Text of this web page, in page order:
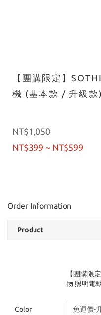
【團購限定】
機 (基本款 / 升級款)
NT$1,050
NT$399 ~ NT$599
Order Information
Product
【團購限
物 照明電
Color